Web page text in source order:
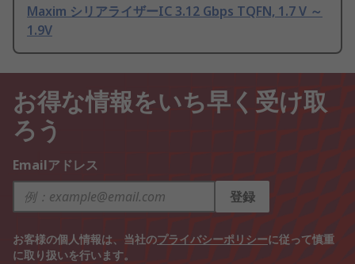
Maxim シリアライザーIC 3.12 Gbps TQFN, 1.7 V ～
1.9V
お得な情報をいち早く受け取
ろう
Emailアドレス
登録
お客様の個人情報は、当社のプライバシーポリシーに従って慎重
に取り扱いを行います。